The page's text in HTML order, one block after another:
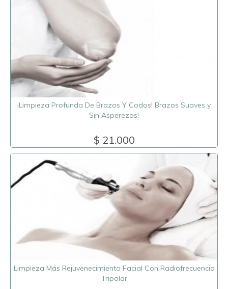
¡Limpieza Profunda De Brazos Y Codos! Brazos Suaves y
Sin Asperezas!
$ 21.000
Limpieza Más Rejuvenecimiento Facial Con Radiofrecuencia
Tripolar